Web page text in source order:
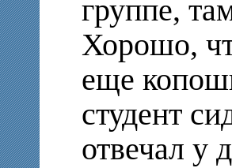
группе,
Хорошо,
еще
студент
отвечал у